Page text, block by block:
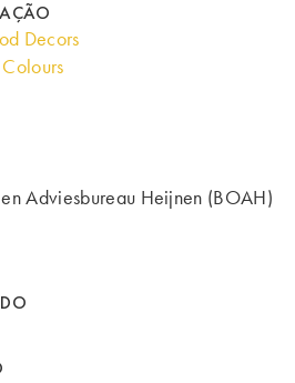
Decors
Adviesbureau Heijnen (BOAH)